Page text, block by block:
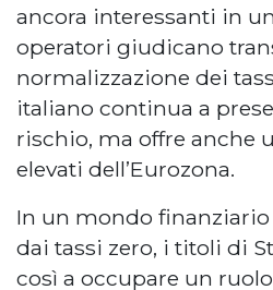
ancora interessanti in
operatori giudicano
normalizzazione dei
italiano continua a
rischio, ma offre anche
elevati dell’Eurozona.
In un mondo
dai tassi zero, i titoli di
così a occupare un